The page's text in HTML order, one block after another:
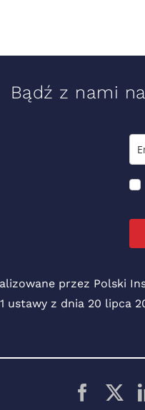
Bądź z nami
przez Polski
ustawy z dnia 20 lipca